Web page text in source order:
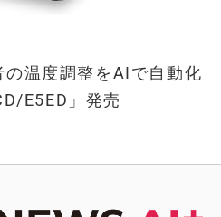
温度調整をAIで自動化
E5ED」発売